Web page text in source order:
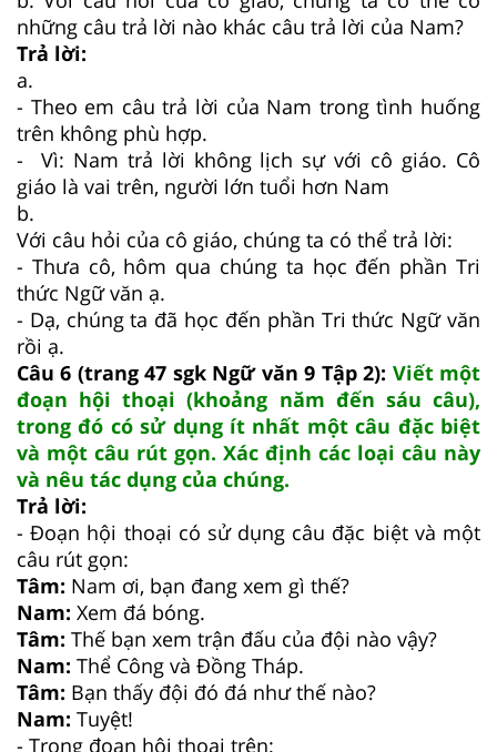
những câu trả lời nào khác câu trả lời của Nam?
Trả lời:
a.
- Theo em câu trả lời của Nam trong tình huống
trên không phù hợp.
- Vì: Nam trả lời không lịch sự với cô giáo. Cô
giáo là vai trên, người lớn tuổi hơn Nam
b.
Với câu hỏi của cô giáo, chúng ta có thể trả lời:
- Thưa cô, hôm qua chúng ta học đến phần Tri
thức Ngữ văn ạ.
- Dạ, chúng ta đã học đến phần Tri thức Ngữ văn
rồi ạ.
Câu 6 (trang 47 sgk Ngữ văn 9 Tập 2): Viết một
đoạn hội thoại (khoảng năm đến sáu câu),
trong đó có sử dụng ít nhất một câu đặc biệt
và một câu rút gọn. Xác định các loại câu này
và nêu tác dụng của chúng.
Trả lời:
- Đoạn hội thoại có sử dụng câu đặc biệt và một
câu rút gọn:
Tâm: Nam ơi, bạn đang xem gì thế?
Nam: Xem đá bóng.
Tâm: Thế bạn xem trận đấu của đội nào vậy?
Nam: Thể Công ѵà Đồng Tháp.
Tâm: Bạn thấy đội đó đá như thế nào?
Nam: Tuyệt!
- Trong đoạn hội thoại trên: